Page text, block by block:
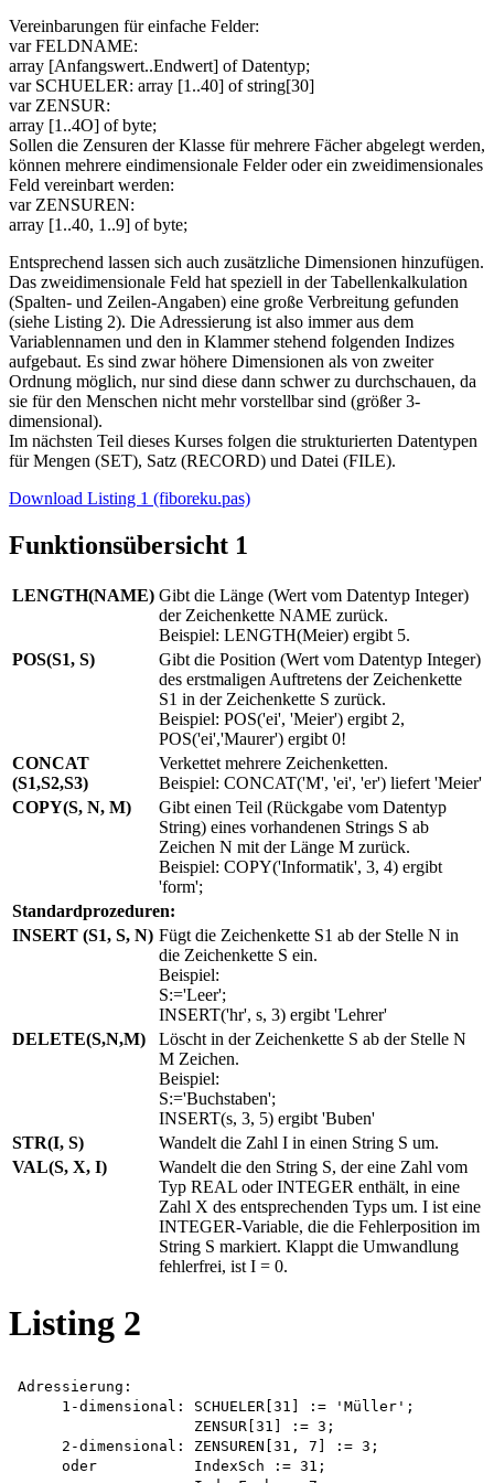
Vereinbarungen für einfache Felder:
var FELDNAME:
array [Anfangswert..Endwert] of Datentyp;
var SCHUELER: array [1..40] of string[30]
var ZENSUR:
array [1..4O] of byte;
Sollen die Zensuren der Klasse für mehrere Fächer abgelegt werden,
können mehrere eindimensionale Felder oder ein zweidimensionales
Feld vereinbart werden:
var ZENSUREN:
array [1..40, 1..9] of byte;
Entsprechend lassen sich auch zusätzliche Dimensionen hinzufügen.
Das zweidimensionale Feld hat speziell in der Tabellenkalkulation
(Spalten- und Zeilen-Angaben) eine große Verbreitung gefunden
(siehe Listing 2). Die Adressierung ist also immer aus dem
Variablennamen und den in Klammer stehend folgenden Indizes
aufgebaut. Es sind zwar höhere Dimensionen als von zweiter
Ordnung möglich, nur sind diese dann schwer zu durchschauen, da
sie für den Menschen nicht mehr vorstellbar sind (größer 3-
dimensional).
Im nächsten Teil dieses Kurses folgen die strukturierten Datentypen
für Mengen (SET), Satz (RECORD) und Datei (FILE).
Download Listing 1 (fiboreku.pas)
Funktionsübersicht 1
LENGTH(NAME) Gibt die Länge (Wert vom Datentyp Integer)
der Zeichenkette NAME zurück.
Beispiel: LENGTH(Meier) ergibt 5.
POS(S1, S)
Gibt die Position (Wert vom Datentyp Integer)
des erstmaligen Auftretens der Zeichenkette
S1 in der Zeichenkette S zurück.
Beispiel: POS('ei', 'Meier') ergibt 2,
POS('ei','Maurer') ergibt 0!
CONCAT
(S1,S2,S3)
Verkettet mehrere Zeichenketten.
Beispiel: CONCAT('M', 'ei', 'er') liefert 'Meier'
COPY(S, N, M)
Gibt einen Teil (Rückgabe vom Datentyp
String) eines vorhandenen Strings S ab
Zeichen N mit der Länge M zurück.
Beispiel: COPY('Informatik', 3, 4) ergibt
'form';
Standardprozeduren:
INSERT (S1, S, N) Fügt die Zeichenkette S1 ab der Stelle N in
die Zeichenkette S ein.
Beispiel:
S:='Leer';
INSERT('hr', s, 3) ergibt 'Lehrer'
DELETE(S,N,M)
Löscht in der Zeichenkette S ab der Stelle N
M Zeichen.
Beispiel:
S:='Buchstaben';
INSERT(s, 3, 5) ergibt 'Buben'
STR(I, S)
Wandelt die Zahl I in einen String S um.
VAL(S, X, I)
Wandelt die den String S, der eine Zahl vom
Typ REAL oder INTEGER enthält, in eine
Zahl X des entsprechenden Typs um. I ist eine
INTEGER-Variable, die die Fehlerposition im
String S markiert. Klappt die Umwandlung
fehlerfrei, ist I = 0.
Listing 2
Adressierung:
     1-dimensional: SCHUELER[31] := 'Müller';
                    ZENSUR[31] := 3;
     2-dimensional: ZENSUREN[31, 7] := 3;
     oder           IndexSch := 31;